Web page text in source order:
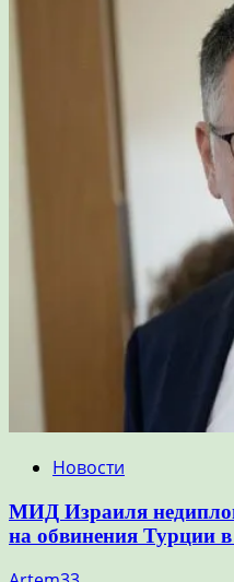
Новости
МИД Израиля
на обвинения Турции